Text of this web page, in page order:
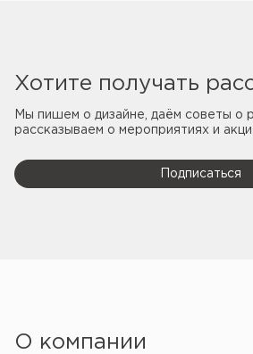
Хотите получать
Мы пишем о дизайне, даём советы о
рассказываем о мероприятиях и
Подписаться
О компании